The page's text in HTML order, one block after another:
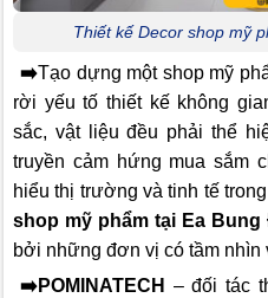
Thiết kế Decor shop mỹ
➡️Tạo dựng một shop mỹ
rời yếu tố thiết kế không
sắc, vật liệu đều phải thể
truyền cảm hứng mua sắm
hiểu thị trường và tinh tế
shop mỹ phẩm tại Ea Bung
bởi những đơn vị có tầm nhìn
➡️POMINATECH – đối tác